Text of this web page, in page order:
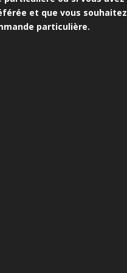
et que vous souhaitez
particulière.